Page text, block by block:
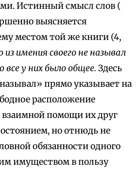
Истинный смысл слов (
выясняется
местом той же книги (4,
из имения своего не называл
все у них было общее. Здесь
прямо указывает на
расположение
взаимной помощи их друг
но отнюдь не
обязанности одного
имуществом в пользу